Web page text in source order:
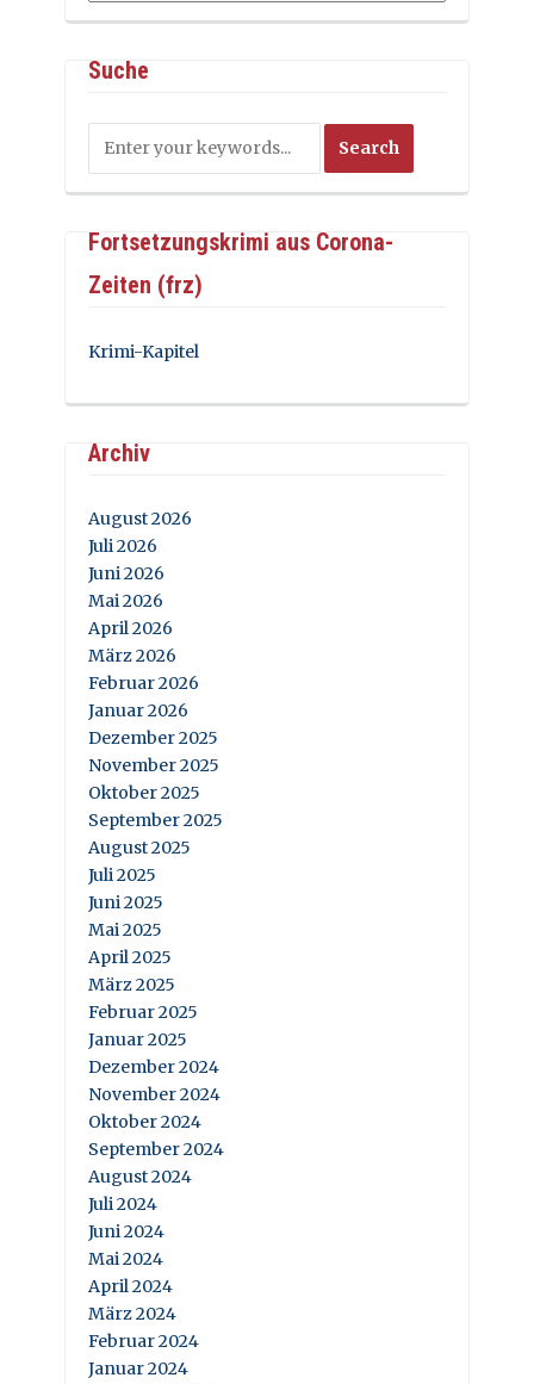
Suche
Fortsetzungskrimi aus Corona-
Zeiten (frz)
Krimi-Kapitel
Archiv
August 2026
Juli 2026
Juni 2026
Mai 2026
April 2026
März 2026
Februar 2026
Januar 2026
Dezember 2025
November 2025
Oktober 2025
September 2025
August 2025
Juli 2025
Juni 2025
Mai 2025
April 2025
März 2025
Februar 2025
Januar 2025
Dezember 2024
November 2024
Oktober 2024
September 2024
August 2024
Juli 2024
Juni 2024
Mai 2024
April 2024
März 2024
Februar 2024
Januar 2024